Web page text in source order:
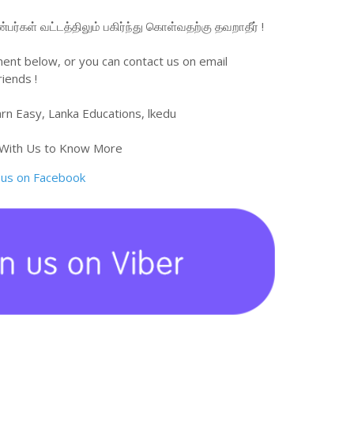
வட்டத்திலும் பகிர்ந்து கொள்வதற்கு தவறாதீர் !
below, or you can contact us on email
!
Easy, Lanka Educations, lkedu
Us to Know More